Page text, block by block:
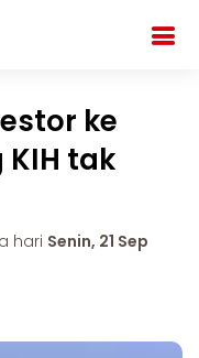
ke
KIH tak
hari Senin, 21 Sep